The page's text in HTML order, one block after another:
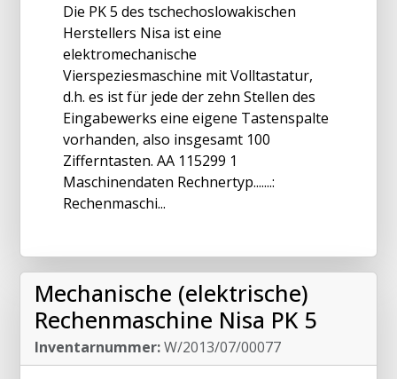
Die PK 5 des tschechoslowakischen
Herstellers Nisa ist eine
elektromechanische
Vierspeziesmaschine mit Volltastatur,
d.h. es ist für jede der zehn Stellen des
Eingabewerks eine eigene Tastenspalte
vorhanden, also insgesamt 100
Zifferntasten. AA 115299 1
Maschinendaten Rechnertyp.......:
Rechenmaschi...
Mechanische (elektrische)
Rechenmaschine Nisa PK 5
Inventarnummer:W/2013/07/00077